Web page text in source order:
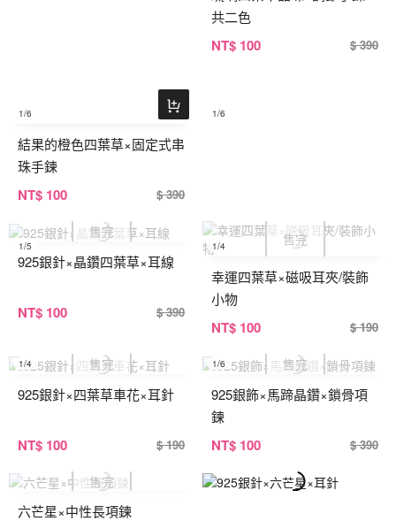
1/6
結果的橙色四葉草×固定式串
珠手鍊
NT$ 100 $ 390
1/6
共二色
NT$ 100 $ 390
1/5
925銀針×晶鑽四葉草×耳線
NT$ 100 $ 390
1/4
幸運四葉草×磁吸耳夾/裝飾
小物
NT$ 100 $ 190
1/4
925銀針×四葉草車花×耳針
NT$ 100 $ 190
1/6
925銀飾×馬蹄晶鑽×鎖骨項
鍊
NT$ 100 $ 390
六芒星×中性長項鍊